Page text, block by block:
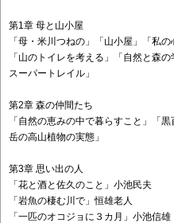
第1章 母と山小屋
「母・米川つねの」「山小屋」「私
「山のトイレを考える」「自然と森
スーパートレイル」
第2章 森の仲間たち
「自然の恵みの中で暮らすこと」「
岳の高山植物の実態」
第3章 思い出の人
「花と酒と佐久のこと」小池民夫
「岩魚の棲む川で」恒雄老人
「一匹のオコジョに３カ月」小池信雄